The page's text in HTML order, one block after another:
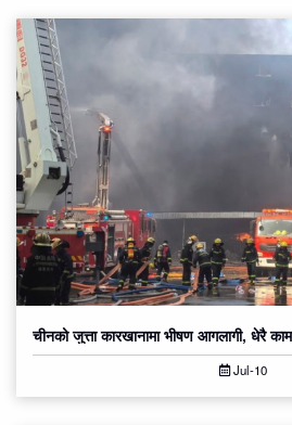
चीनको जुत्ता कारखानामा भीषण आगलागी, धेरै
Jul-10